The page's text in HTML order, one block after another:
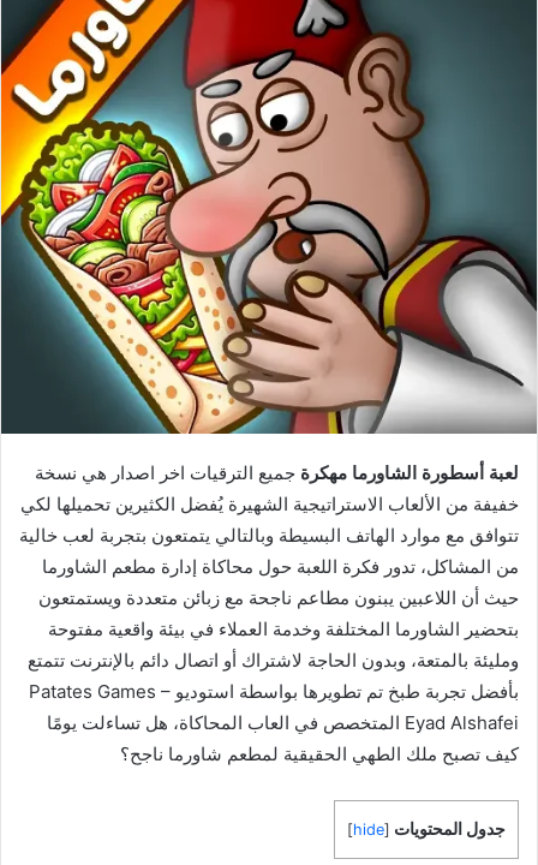
لعبة أسطورة الشاورما مهكرة جميع الترقيات اخر اصدار هي نسخة
خفيفة من الألعاب الاستراتيجية الشهيرة يُفضل الكثيرين تحميلها لكي
تتوافق مع موارد الهاتف البسيطة وبالتالي يتمتعون بتجربة لعب خالية
من المشاكل، تدور فكرة اللعبة حول محاكاة إدارة مطعم الشاورما
حيث أن اللاعبين يبنون مطاعم ناجحة مع زبائن متعددة ويستمتعون
بتحضير الشاورما المختلفة وخدمة العملاء في بيئة واقعية مفتوحة
ومليئة بالمتعة، وبدون الحاجة لاشتراك أو اتصال دائم بالإنترنت تتمتع
بأفضل تجربة طبخ تم تطويرها بواسطة استوديو Patates Games –
Eyad Alshafei المتخصص في العاب المحاكاة، هل تساءلت يومًا
كيف تصبح ملك الطهي الحقيقية لمطعم شاورما ناجح؟
جدول المحتويات [
hide
]